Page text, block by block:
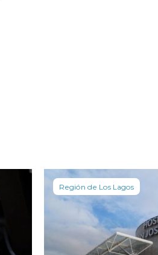
Región de Los Lagos